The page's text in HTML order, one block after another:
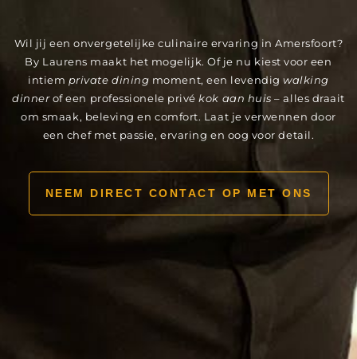
Wil jij een onvergetelijke culinaire ervaring in Amersfoort?
By Laurens maakt het mogelijk. Of je nu kiest voor een
intiem private dining moment, een levendigwalking
dinnerof een professionele privé kok aan huis – alles draait
om smaak, beleving en comfort. Laat je verwennen door
een chef met passie, ervaring en oog voor detail.
NEEM DIRECT CONTACT OP MET ONS